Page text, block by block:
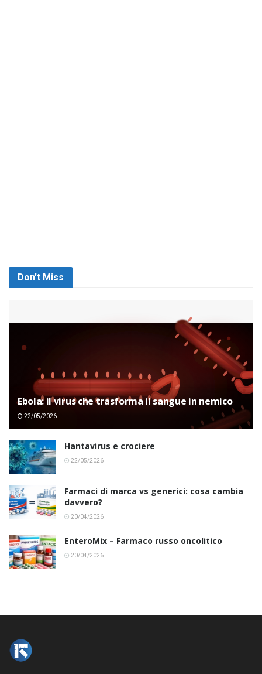
Don't Miss
Ebola: il virus che trasforma il sangue in nemico
22/05/2026
Hantavirus e crociere
22/05/2026
Farmaci di marca vs generici: cosa cambia
davvero?
20/04/2026
EnteroMix – Farmaco russo oncolitico
20/04/2026